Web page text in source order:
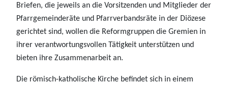
Briefen, die jeweils an die Vorsitzenden und Mitglieder der
Pfarrgemeinderäte und Pfarrverbandsräte in der Diözese
gerichtet sind, wollen die Reformgruppen die Gremien in
ihrer verantwortungsvollen Tätigkeit unterstützen und
bieten ihre Zusammenarbeit an.
Die römisch-katholische Kirche befindet sich in einem